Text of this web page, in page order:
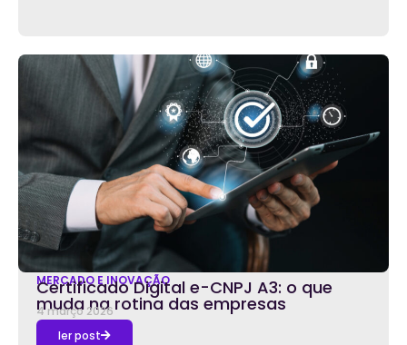
MERCADO E INOVAÇÃO
Certificado Digital e-CNPJ A3: o que
muda na rotina das empresas
4 março 2026
ler post